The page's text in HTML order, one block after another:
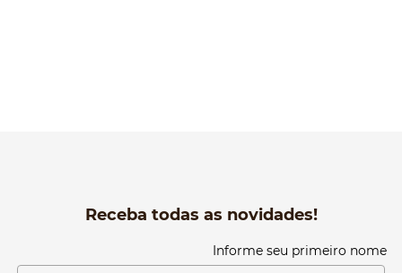
Receba todas as novidades!
Informe seu primeiro nome